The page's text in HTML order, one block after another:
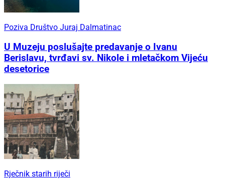
Poziva Društvo Juraj Dalmatinac
U Muzeju poslušajte predavanje o Ivanu
Berislavu, tvrđavi sv. Nikole i mletačkom Vijeću
desetorice
Rječnik starih riječi